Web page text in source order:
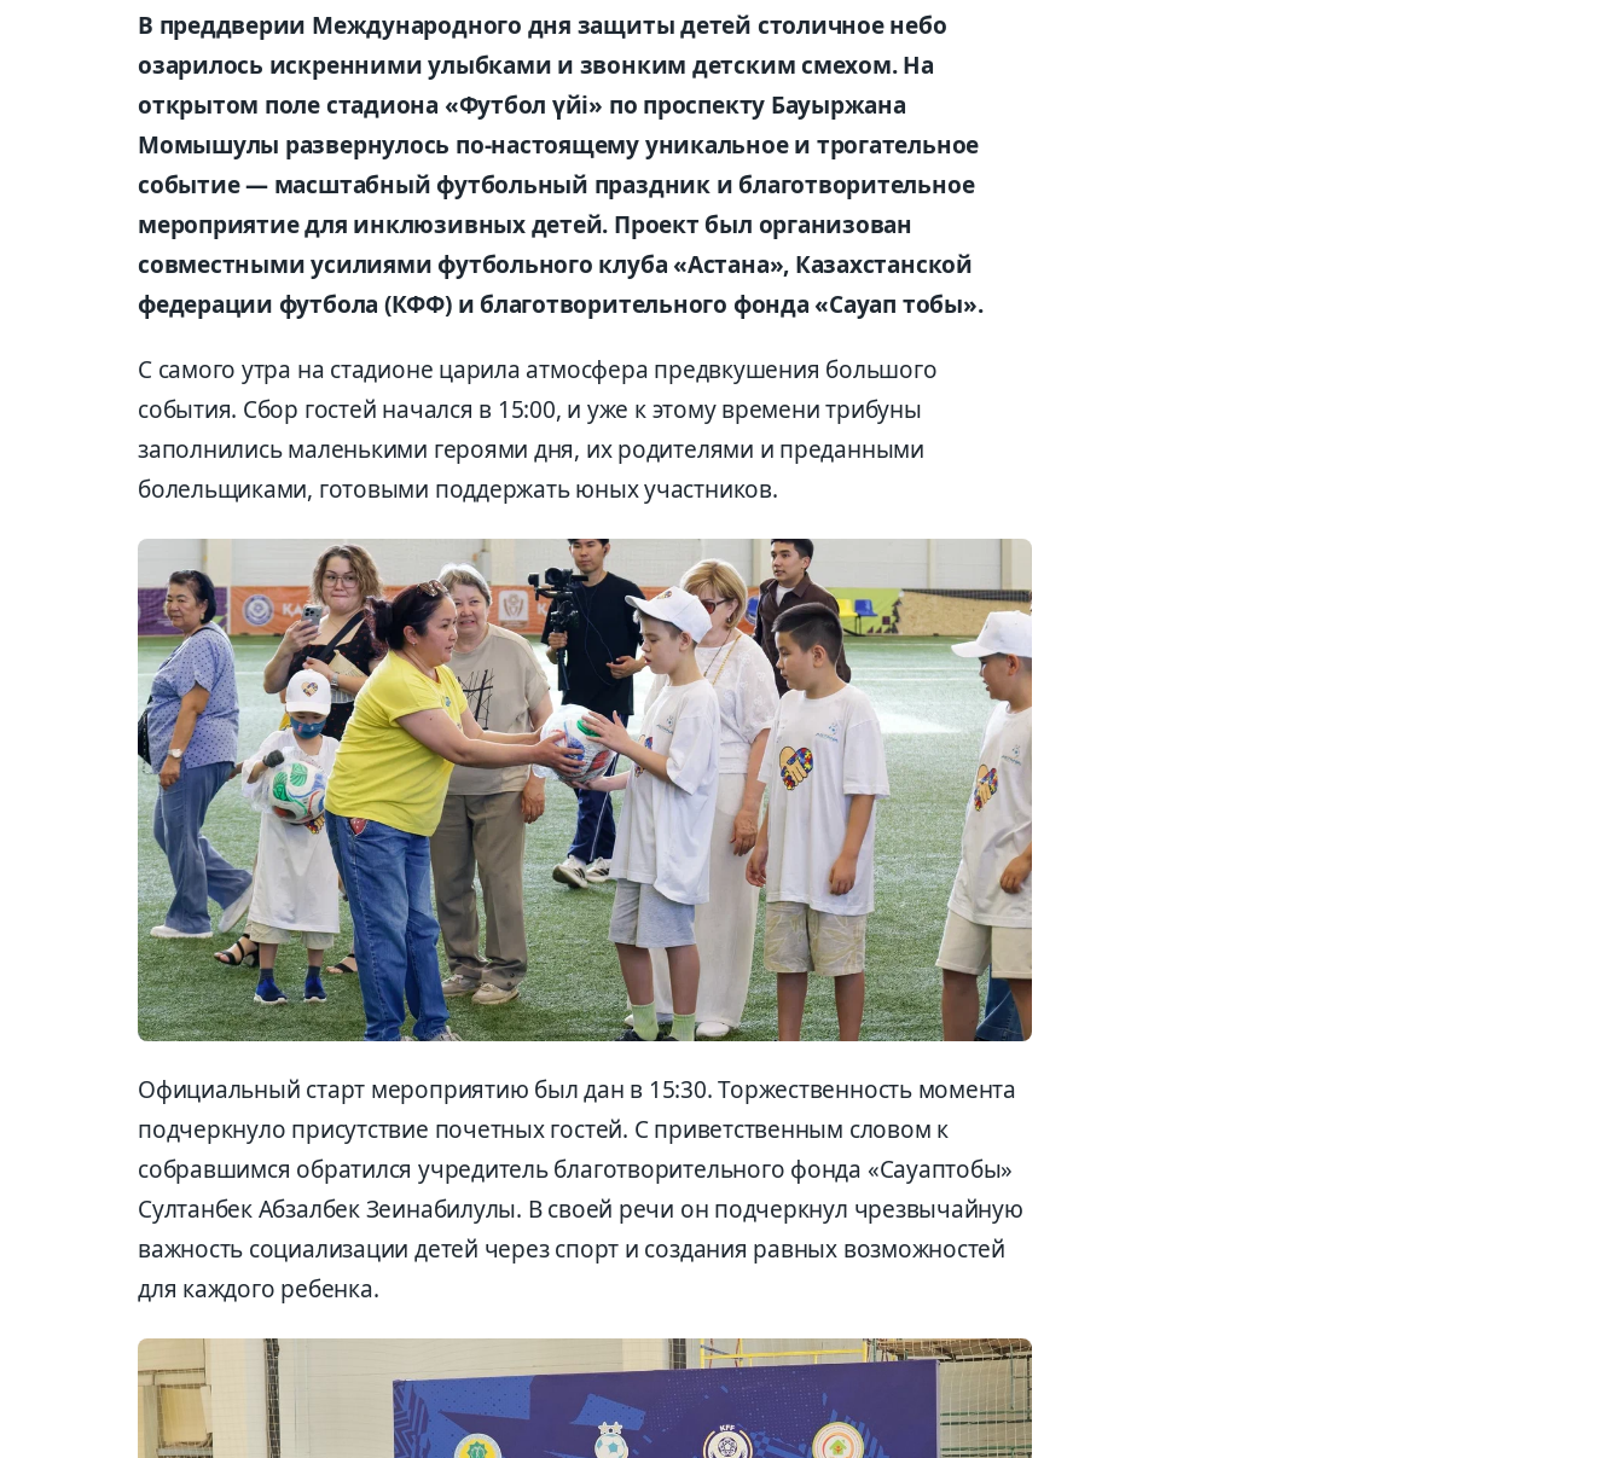
В преддверии Международного дня защиты детей столичное небо
озарилось искренними улыбками и звонким детским смехом. На
открытом поле стадиона «Футбол үйі» по проспекту Бауыржана
Момышулы развернулось по-настоящему уникальное и трогательное
событие — масштабный футбольный праздник и благотворительное
мероприятие для инклюзивных детей. Проект был организован
совместными усилиями футбольного клуба «Астана», Казахстанской
федерации футбола (КФФ) и благотворительного фонда «Сауап тобы».
С самого утра на стадионе царила атмосфера предвкушения большого
события. Сбор гостей начался в 15:00, и уже к этому времени трибуны
заполнились маленькими героями дня, их родителями и преданными
болельщиками, готовыми поддержать юных участников.
Официальный старт мероприятию был дан в 15:30. Торжественность момента
подчеркнуло присутствие почетных гостей. С приветственным словом к
собравшимся обратился учредитель благотворительного фонда «Сауаптобы»
Султанбек Абзалбек Зеинабилулы. В своей речи он подчеркнул чрезвычайную
важность социализации детей через спорт и создания равных возможностей
для каждого ребенка.